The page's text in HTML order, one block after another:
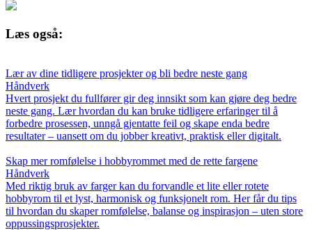
Læs også:
Lær av dine tidligere prosjekter og bli bedre neste gang
Håndverk
Hvert prosjekt du fullfører gir deg innsikt som kan gjøre deg bedre
neste gang. Lær hvordan du kan bruke tidligere erfaringer til å
forbedre prosessen, unngå gjentatte feil og skape enda bedre
resultater – uansett om du jobber kreativt, praktisk eller digitalt.
Skap mer romfølelse i hobbyrommet med de rette fargene
Håndverk
Med riktig bruk av farger kan du forvandle et lite eller rotete
hobbyrom til et lyst, harmonisk og funksjonelt rom. Her får du tips
til hvordan du skaper romfølelse, balanse og inspirasjon – uten store
oppussingsprosjekter.